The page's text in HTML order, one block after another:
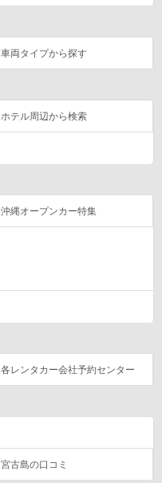
車両タイプから探す
ホテル周辺から検索
沖縄オープンカー特集
各レンタカー会社予約センター
宮古島の口コミ